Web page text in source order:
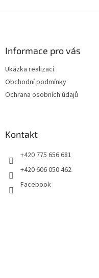
Informace pro vás
Ukázka realizací
Obchodní podmínky
Ochrana osobních údajů
Kontakt
+420 775 656 681
+420 606 050 462
Facebook